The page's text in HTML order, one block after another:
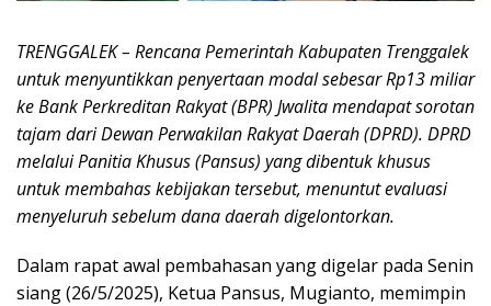
TRENGGALEK – Rencana Pemerintah Kabupaten Trenggalek
untuk menyuntikkan penyertaan modal sebesar Rp13 miliar
ke Bank Perkreditan Rakyat (BPR) Jwalita mendapat sorotan
tajam dari Dewan Perwakilan Rakyat Daerah (DPRD). DPRD
melalui Panitia Khusus (Pansus) yang dibentuk khusus
untuk membahas kebijakan tersebut, menuntut evaluasi
menyeluruh sebelum dana daerah digelontorkan.
Dalam rapat awal pembahasan yang digelar pada Senin
siang (26/5/2025), Ketua Pansus, Mugianto, memimpin